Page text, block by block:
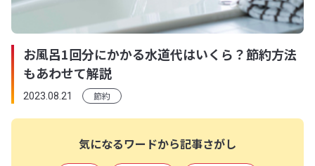
お風呂1回分にかかる水道代はいくら？節約方法
もあわせて解説
2023.08.21 節約
気になるワードから記事さがし